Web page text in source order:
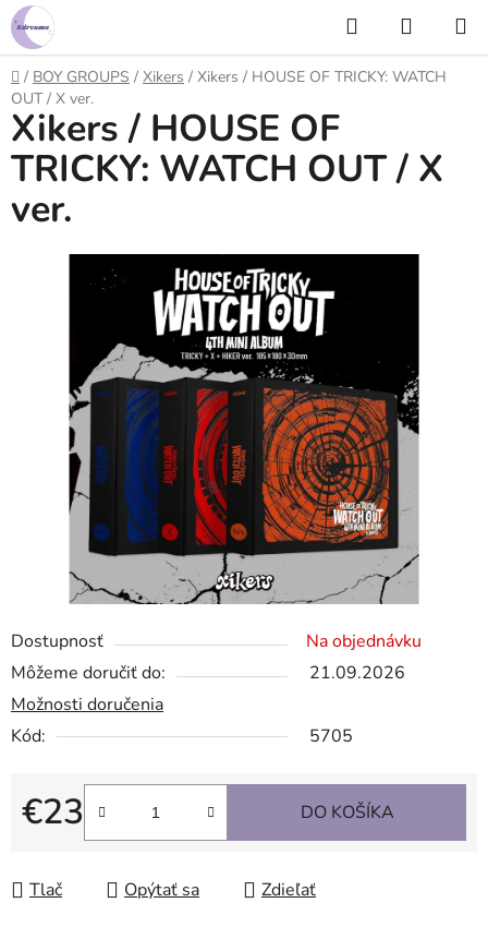
Prejsť
na
obsah
Hľadať
KOŠÍK
Domov
/ BOY GROUPS / Xikers / Xikers / HOUSE OF TRICKY: WATCH
OUT / X ver.
Dostupnosť
Na objednávku
Môžeme doručiť do:
21.09.2026
Možnosti doručenia
Kód:
5705
€23
Jednotková cena:
DO KOŠÍKA
Tlač Opýtať sa Zdieľať
Xikers / HOUSE OF
TRICKY: WATCH OUT / X
ver.